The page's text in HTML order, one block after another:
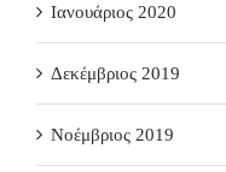
Ιανουάριος 2020
Δεκέμβριος 2019
Νοέμβριος 2019